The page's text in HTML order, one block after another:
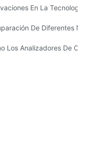
Agua Multiparaméter
En La
De Calidad De Agua
De Diferentes
Del Agua: Una
Los Analizadores De
De Calidad Del Agua-1